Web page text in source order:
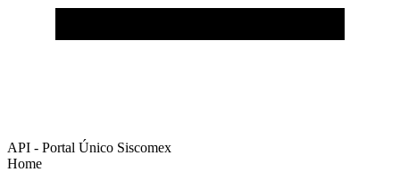
API - Portal Único Siscomex
Home